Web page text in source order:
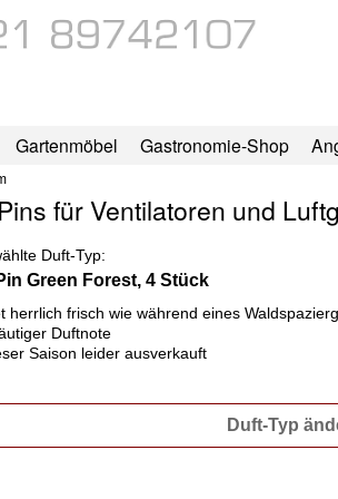
Gartenmöbel Gastronomie-Shop
für Ventilatoren und
Duft-Typ:
Green Forest, 4 Stück
herrlich frisch wie während eines
Duftnote
Saison leider ausverkauft
Duft-Typ